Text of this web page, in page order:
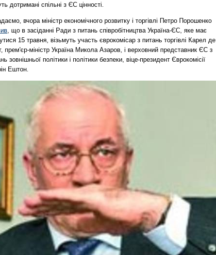
дотримані спільні з ЄС цінності.
вчора міністр економічного розвитку і торгівлі Петро Порошенко
, що в засіданні Ради з питань співробітництва Україна-ЄС, яке має
15 травня, візьмуть участь єврокомісар з питань торгівлі Карел де
прем'єр-міністр Україна Микола Азаров, і верховний представник ЄС з
зовнішньої політики і політики безпеки, віце-президент Єврокомісії
Ештон.